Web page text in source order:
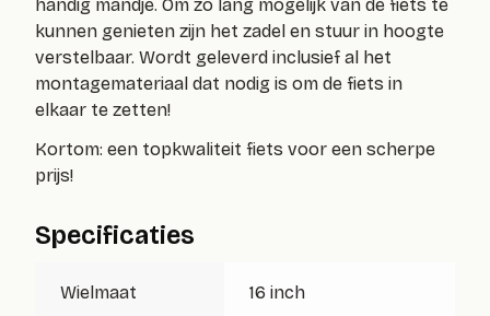
handig mandje. Om zo lang mogelijk van de fiets te
kunnen genieten zijn het zadel en stuur in hoogte
verstelbaar. Wordt geleverd inclusief al het
montagemateriaal dat nodig is om de fiets in
elkaar te zetten!
Kortom: een topkwaliteit fiets voor een scherpe
prijs!
Specificaties
Wielmaat 16 inch